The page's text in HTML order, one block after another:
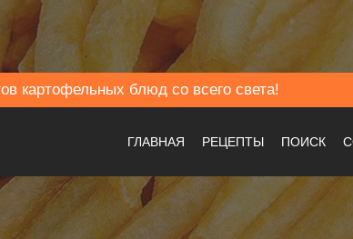
картофельных блюд со всего света!
ГЛАВНАЯ РЕЦЕПТЫ ПОИСК